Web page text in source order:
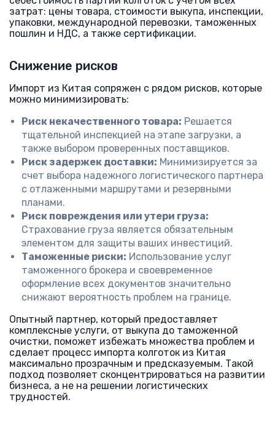
затрат: цены товара, стоимости выкупа, инспекции,
упаковки, международной перевозки, таможенных
пошлин и НДС, а также сертификации.
Снижение рисков
Импорт из Китая сопряжен с рядом рисков, которые
можно минимизировать:
Риск некачественного товара: Решается
тщательной инспекцией на этапе загрузки, а
также выбором проверенных поставщиков.
Риск задержек доставки: Минимизируется за
счет выбора надежного логистического партнера
с отлаженными маршрутами и резервными
планами.
Риск повреждения или утери груза:
Страхование груза является обязательным
элементом для защиты ваших инвестиций.
Таможенные риски: Использование услуг
таможенного брокера и своевременное
оформление всех документов значительно
снижают вероятность проблем на границе.
Опытный партнер, который предоставляет
комплексные услуги, от выкупа до таможенной
очистки, поможет избежать множества проблем и
сделает процесс импорта колготок из Китая
максимально прозрачным и предсказуемым. Такой
подход позволяет сконцентрироваться на развитии
бизнеса, а не на решении логистических
трудностей.